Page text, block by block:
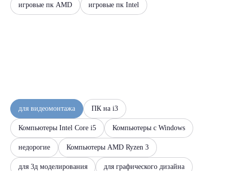
игровые пк AMD игровые пк Intel
для видеомонтажа ПК на i3
Компьютеры Intel Core i5 Компьютеры с Windows
недорогие Компьютеры AMD Ryzen 3
для 3д моделирования для графического дизайна